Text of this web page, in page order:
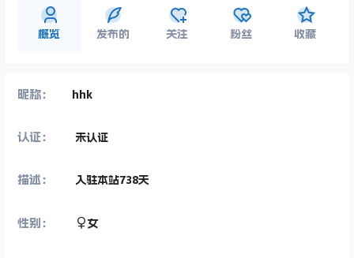
概览 发布的 关注 粉丝 收藏
昵称： hhk
认证： 未认证
描述： 入驻本站738天
性别： 女